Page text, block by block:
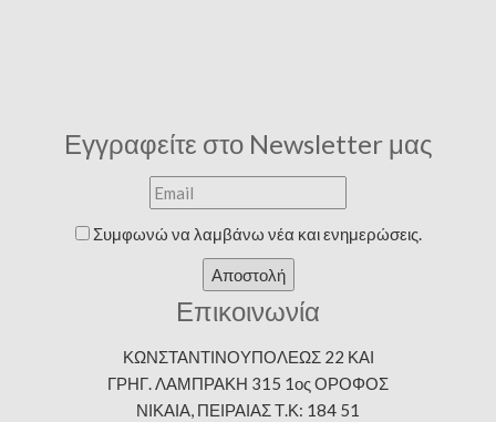
Εγγραφείτε στο Newsletter μας
Συμφωνώ να λαμβάνω νέα και ενημερώσεις.
Αποστολή
Επικοινωνία
ΚΩΝΣΤΑΝΤΙΝΟΥΠΟΛΕΩΣ 22 ΚΑΙ
ΓΡΗΓ. ΛΑΜΠΡΑΚΗ 315 1ος ΟΡΟΦΟΣ
ΝΙΚΑΙΑ, ΠΕΙΡΑΙΑΣ Τ.Κ: 184 51